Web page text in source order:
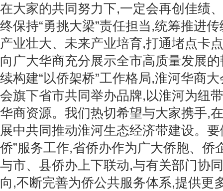
在大家的共同努力下,一定会再创佳绩
终保持“勇挑大梁”责任担当,统筹推进
产业壮大、未来产业培育,打通堵点卡
向广大华商充分展示全市高质量发展
续构建“以侨架桥”工作格局,淮河华商
会旗下省市共同举办品牌,以淮河为纽
华商资源。我们热切希望与大家携手,
展中共同推动淮河生态经济带建设。
侨”服务工作,省侨办作为广大侨胞、侨
与市、县侨办上下联动,与有关部门协
向,不断完善为侨公共服务体系,提供更